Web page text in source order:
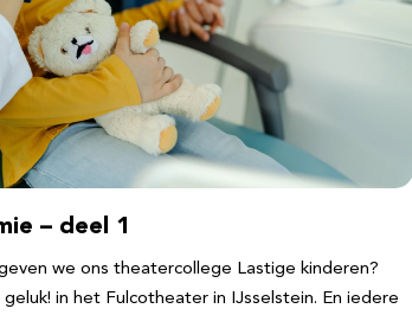
– deel 1
we ons theatercollege Lastige kinderen?
geluk! in het Fulcotheater in IJsselstein. En iedere